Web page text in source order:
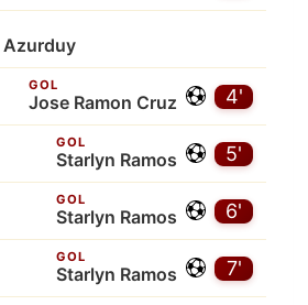
Azurduy
4'
GOL
Jose Ramon Cruz
5'
GOL
Starlyn Ramos
6'
GOL
Starlyn Ramos
7'
GOL
Starlyn Ramos